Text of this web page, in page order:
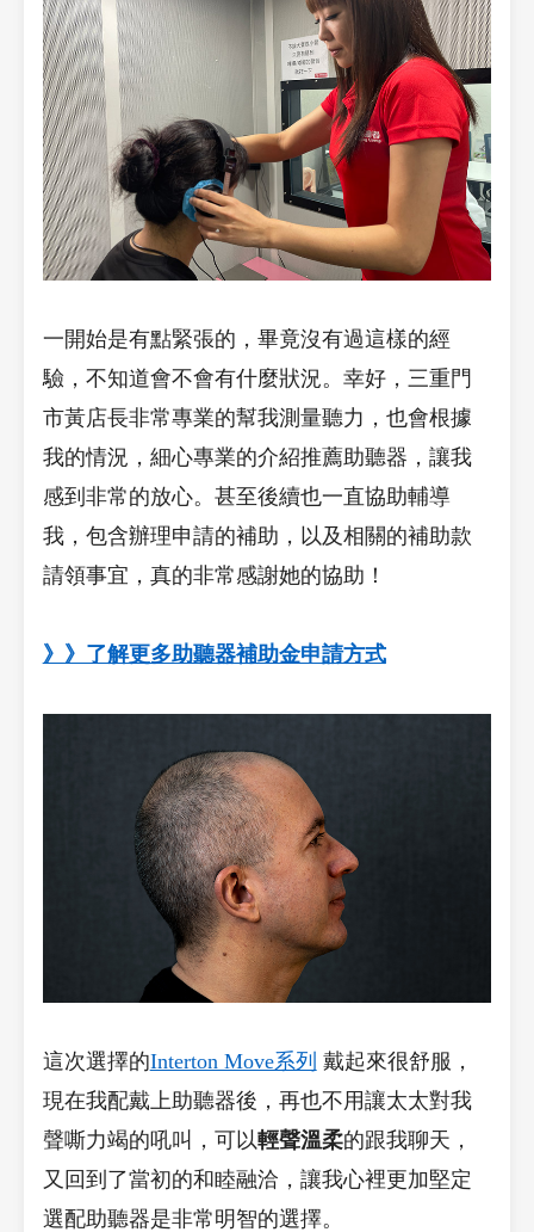
一開始是有點緊張的，畢竟沒有過這樣的經
驗，不知道會不會有什麼狀況。幸好，三重門
市黃店長非常專業的幫我測量聽力，也會根據
我的情況，細心專業的介紹推薦助聽器，讓我
感到非常的放心。甚至後續也一直協助輔導
我，包含辦理申請的補助，以及相關的補助款
請領事宜，真的非常感謝她的協助！
》》了解更多助聽器補助金申請方式
這次選擇的Interton Move系列 戴起來很舒服，
現在我配戴上助聽器後，再也不用讓太太對我
聲嘶力竭的吼叫，可以輕聲溫柔的跟我聊天，
又回到了當初的和睦融洽，讓我心裡更加堅定
選配助聽器是非常明智的選擇。